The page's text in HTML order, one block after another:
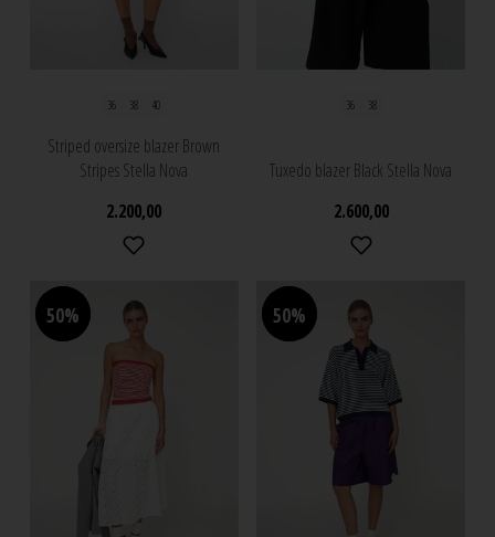
36 38 40
Striped oversize blazer Brown
Stripes Stella Nova
2.200,00
36 38
Tuxedo blazer Black Stella Nova
2.600,00
50%
50% 50%
50%